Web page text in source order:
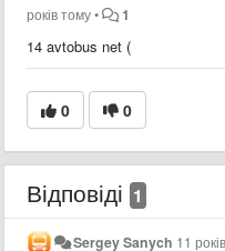
років тому• 1
14 avtobus net (
0 0
Відповіді 1
Sergey Sanych 11